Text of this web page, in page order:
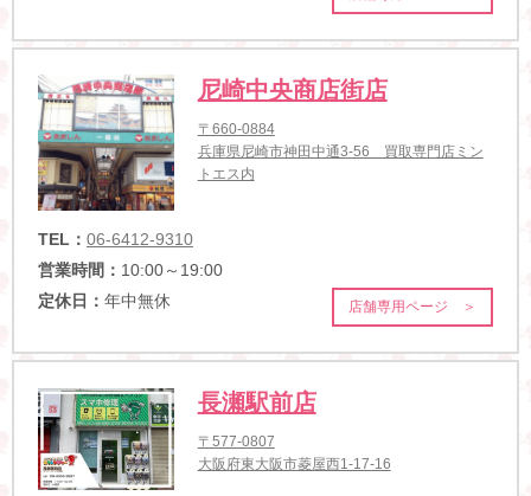
尼崎中央商店街店
〒660-0884
兵庫県尼崎市神田中通3-56 買取専門店ミン
トエス内
TEL： 06-6412-9310
営業時間： 10:00～19:00
定休日： 年中無休 店舗専用ページ ＞
長瀬駅前店
〒577-0807
大阪府東大阪市菱屋西1-17-16